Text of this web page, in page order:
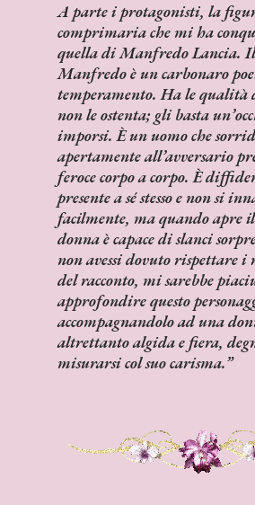
A parte i protagonisti, la
comprimaria che mi ha
quella di Manfredo Lancia.
Manfredo è un carbonaro
temperamento. Ha le qualità
non le ostenta; gli basta
imporsi. È un uomo che
apertamente all’avversario
feroce corpo a corpo. È
presente a sé stesso e non si
facilmente, ma quando apre
donna è capace di slanci
non avessi dovuto rispettare
del racconto, mi sarebbe
approfondire questo
accompagnandolo ad una
altrettanto algida e fiera,
misurarsi col suo carisma.